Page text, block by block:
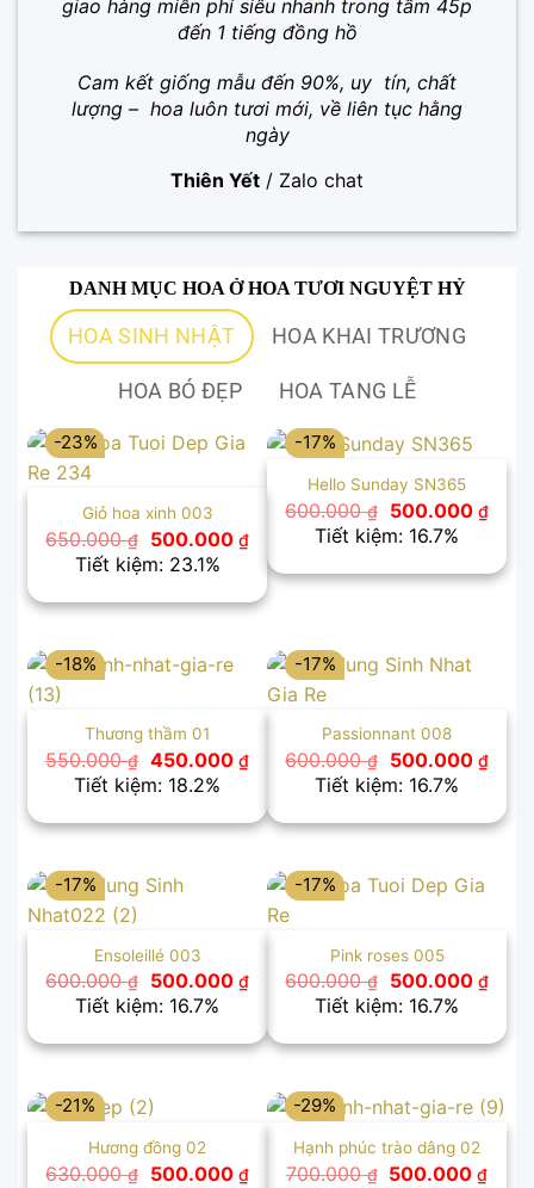
giao hàng miễn phí siêu nhanh trong tầm 45p
đến 1 tiếng đồng hồ
Cam kết giống mẫu đến 90%, uy tín, chất
lượng – hoa luôn tươi mới, về liên tục hằng
ngày
Thiên Yết / Zalo chat
DANH MỤC HOA Ở HOA TƯƠI NGUYỆT HỶ
HOA SINH NHẬT HOA KHAI TRƯƠNG
HOA BÓ ĐẸP HOA TANG LỄ
-23%
Giỏ hoa xinh 003
650.000₫
Giá
gốc
là:
500.000 ₫Giá
hiện
tại
là:
500.000 ₫.
Tiết kiệm: 23.1%
-17%
Hello Sunday SN365
600.000₫
Giá
gốc
là:
500.000 ₫Giá
hiện
là:
Tiết kiệm: 16.7%
-18%
Thương thầm 01
550.000₫ Giá
gốc
là:
450.000 ₫Giá
hiện
là:
450.000 ₫.
Tiết kiệm: 18.2%
-17%
Passionnant 008
600.000₫
Giá
gốc
là:
500.000 ₫Giá
hiện
là:
Tiết kiệm: 16.7%
-17%
Ensoleillé 003
600.000₫
Giá
gốc
là:
500.000 ₫Giá
hiện
là:
500.000 ₫.
Tiết kiệm: 16.7%
-17%
Pink roses 005
600.000₫
Giá
gốc
là:
500.000 ₫Giá
hiện
là:
Tiết kiệm: 16.7%
-21%
Hương đồng 02
630.000₫
Giá
500.000 ₫Giá
-29%
Hạnh phúc trào dâng 02
700.000₫
Giá
500.000₫Giá